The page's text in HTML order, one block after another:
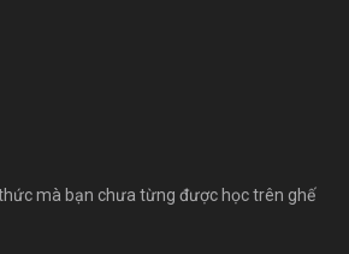
mà bạn chưa từng được học trên ghế